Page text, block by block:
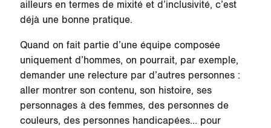
ailleurs en termes de mixité et d’inclusivité, c’est
déjà une bonne pratique.
Quand on fait partie d’une équipe composée
uniquement d’hommes, on pourrait, par exemple,
demander une relecture par d’autres personnes :
aller montrer son contenu, son histoire, ses
personnages à des femmes, des personnes de
couleurs, des personnes handicapées… pour